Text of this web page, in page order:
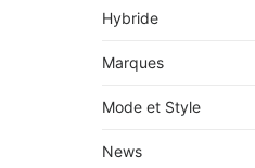
Hybride
Marques
Mode et Style
News